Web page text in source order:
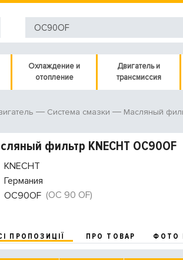
Охлаждение и
отопление
Двигатель и
трансмиссия
Система смазки Масляный
фильтр KNECHT OC90OF
KNECHT
Германия
OC90OF (OC 90 OF)
ПРОПОЗИЦІЇ ПРО ТОВАР ФОТО